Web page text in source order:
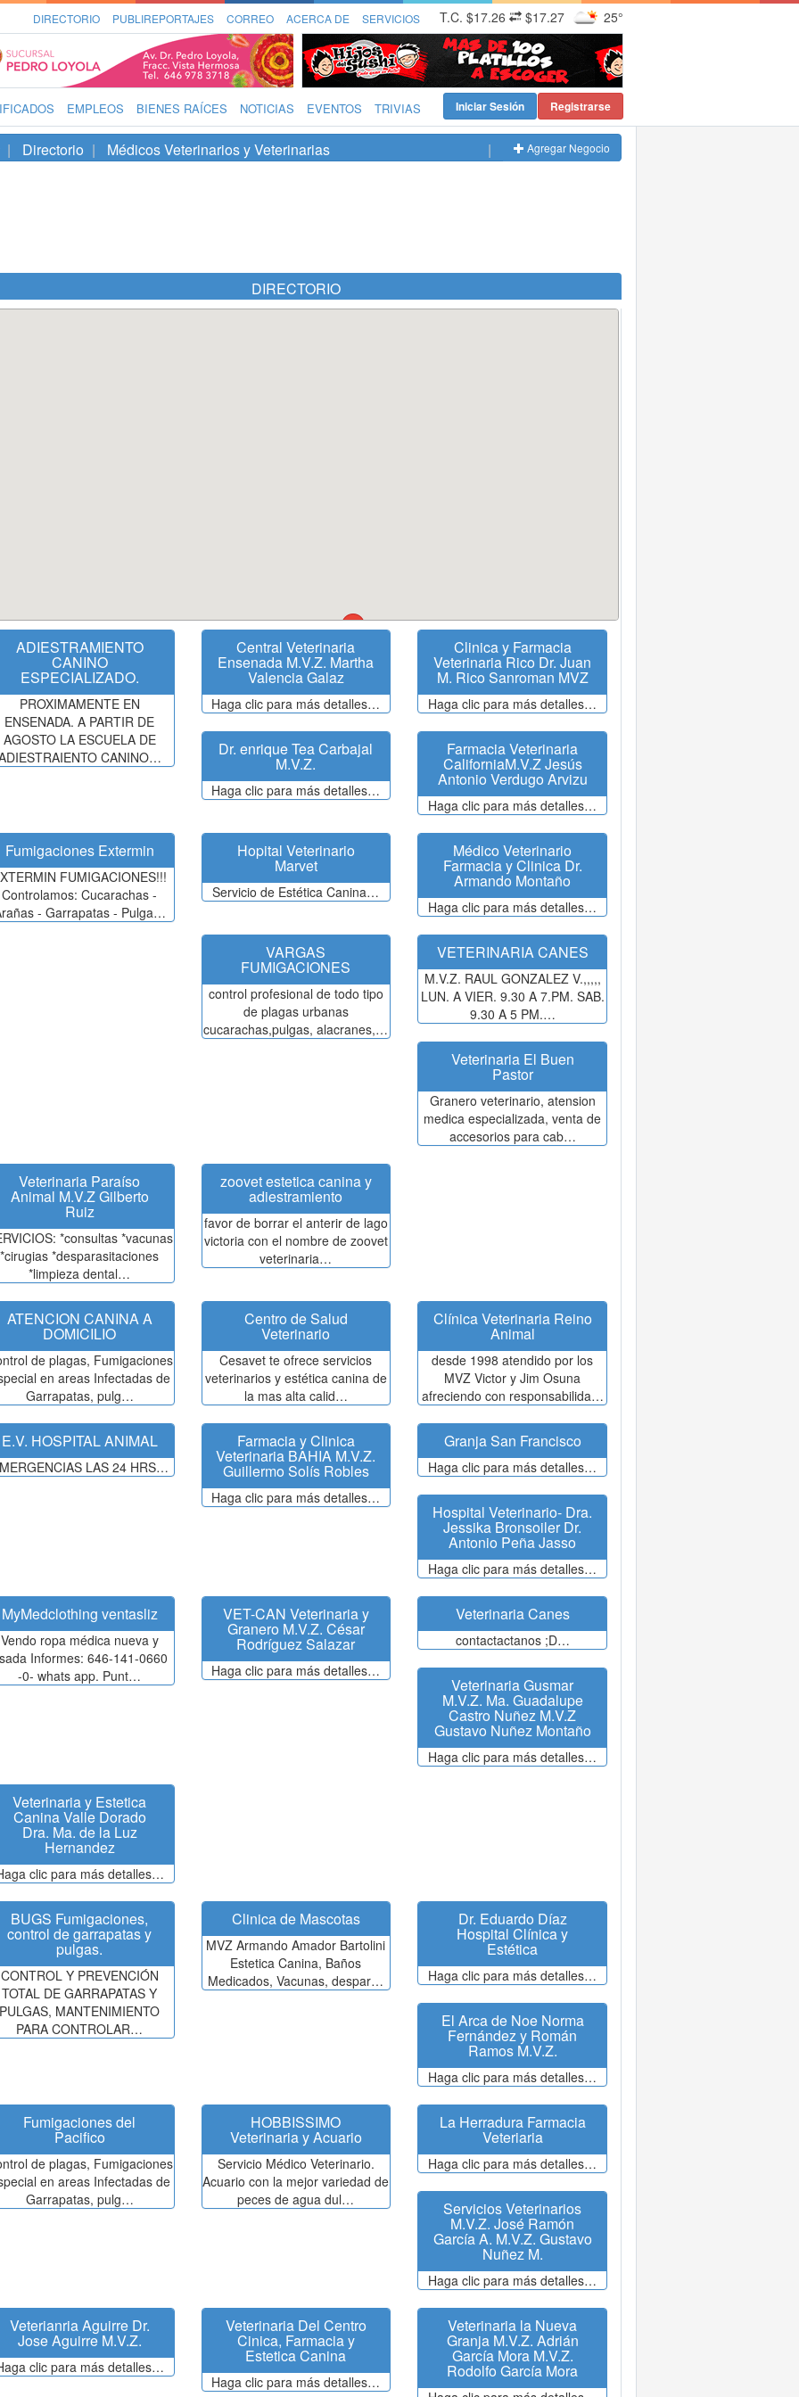
DIRECTORIO PUBLIREPORTAJES CORREO ACERCA DE SERVICIOS T.C. $17.26 $17.27 25°
EMPLEOS BIENES RAÍCES NOTICIAS EVENTOS TRIVIAS Registrarse
Iniciar Sesión
Directorio Médicos Veterinarios y Veterinarias Agregar Negocio
DIRECTORIO
ADIESTRAMIENTO
CANINO
ESPECIALIZADO.
PROXIMAMENTE EN
ENSENADA. A PARTIR DE
AGOSTO LA ESCUELA DE
CANINO…
Central Veterinaria
Ensenada M.V.Z. Martha
Valencia Galaz
Haga clic para más detalles…
Clinica y Farmacia
Veterinaria Rico Dr. Juan
M. Rico Sanroman MVZ
Haga clic para más detalles…
Dr. enrique Tea Carbajal
M.V.Z.
Haga clic para más detalles…
Farmacia Veterinaria
CaliforniaM.V.Z Jesús
Antonio Verdugo Arvizu
Haga clic para más detalles…
Fumigaciones Extermin
FUMIGACIONES!!!
Controlamos: Cucarachas -
- Garrapatas - Pulga…
Hopital Veterinario
Marvet
Servicio de Estética Canina…
Médico Veterinario
Farmacia y Clinica Dr.
Armando Montaño
Haga clic para más detalles…
VARGAS
FUMIGACIONES
control profesional de todo tipo
de plagas urbanas
cucarachas,pulgas, alacranes,…
VETERINARIA CANES
M.V.Z. RAUL GONZALEZ V.,,,,,
LUN. A VIER. 9.30 A 7.PM. SAB.
9.30 A 5 PM.…
Veterinaria El Buen
Pastor
Granero veterinario, atension
medica especializada, venta de
accesorios para cab…
Veterinaria Paraíso
Animal M.V.Z Gilberto
Ruiz
*consultas *vacunas
*cirugias *desparasitaciones
*limpieza dental…
zoovet estetica canina y
adiestramiento
favor de borrar el anterir de lago
victoria con el nombre de zoovet
veterinaria…
ATENCION CANINA A
DOMICILIO
de plagas, Fumigaciones
en areas Infectadas de
Garrapatas, pulg…
Centro de Salud
Veterinario
Cesavet te ofrece servicios
veterinarios y estética canina de
la mas alta calid…
Clínica Veterinaria Reino
Animal
desde 1998 atendido por los
MVZ Victor y Jim Osuna
afreciendo con responsabilida…
E.V. HOSPITAL ANIMAL
LAS 24 HRS…
Farmacia y Clinica
Veterinaria BAHIA M.V.Z.
Guillermo Solís Robles
Haga clic para más detalles…
Granja San Francisco
Haga clic para más detalles…
Hospital Veterinario- Dra.
Jessika Bronsoiler Dr.
Antonio Peña Jasso
Haga clic para más detalles…
MyMedclothing ventasliz
Vendo ropa médica nueva y
Informes: 646-141-0660
-0- whats app. Punt…
VET-CAN Veterinaria y
Granero M.V.Z. César
Rodríguez Salazar
Haga clic para más detalles…
Veterinaria Canes
contactactanos ;D…
Veterinaria Gusmar
M.V.Z. Ma. Guadalupe
Castro Nuñez M.V.Z
Gustavo Nuñez Montaño
Haga clic para más detalles…
Veterinaria y Estetica
Canina Valle Dorado
Dra. Ma. de la Luz
Hernandez
clic para más detalles…
BUGS Fumigaciones,
control de garrapatas y
pulgas.
CONTROL Y PREVENCIÓN
TOTAL DE GARRAPATAS Y
PULGAS, MANTENIMIENTO
PARA CONTROLAR…
Clinica de Mascotas
MVZ Armando Amador Bartolini
Estetica Canina, Baños
Medicados, Vacunas, despar…
Dr. Eduardo Díaz
Hospital Clínica y
Estética
Haga clic para más detalles…
El Arca de Noe Norma
Fernández y Román
Ramos M.V.Z.
Haga clic para más detalles…
Fumigaciones del
Pacifico
de plagas, Fumigaciones
en areas Infectadas de
Garrapatas, pulg…
HOBBISSIMO
Veterinaria y Acuario
Servicio Médico Veterinario.
Acuario con la mejor variedad de
peces de agua dul…
La Herradura Farmacia
Veteriaria
Haga clic para más detalles…
Servicios Veterinarios
M.V.Z. José Ramón
García A. M.V.Z. Gustavo
Nuñez M.
Haga clic para más detalles…
Veterianria Aguirre Dr.
Jose Aguirre M.V.Z.
clic para más detalles…
Veterinaria Del Centro
Cinica, Farmacia y
Estetica Canina
Haga clic para más detalles…
Veterinaria la Nueva
Granja M.V.Z. Adrián
García Mora M.V.Z.
Rodolfo García Mora